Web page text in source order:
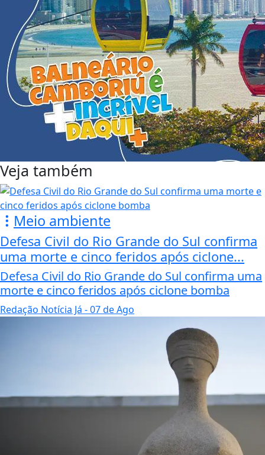
Veja também
Meio ambiente
Defesa Civil do Rio Grande do Sul confirma
uma morte e cinco feridos após ciclone...
Defesa Civil do Rio Grande do Sul confirma uma
morte e cinco feridos após ciclone bomba
Redação Notícia Já - 07 de Ago